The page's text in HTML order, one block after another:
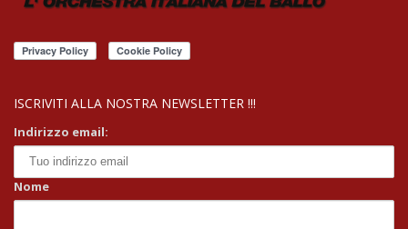
ISCRIVITI ALLA NOSTRA NEWSLETTER !!!
Indirizzo email:
Nome